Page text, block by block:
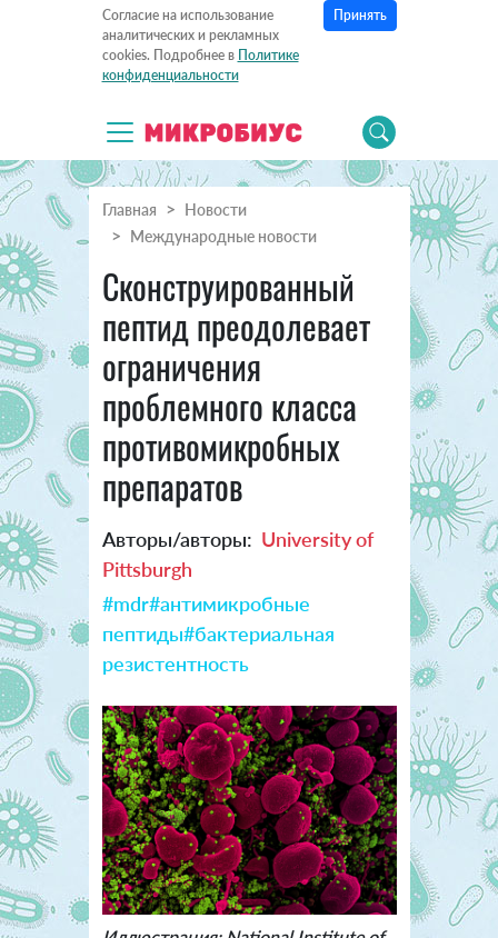
Согласие на использование
аналитических и рекламных
cookies. Подробнее в Политике
конфиденциальности
Принять
Главная
Новости
Международные новости
Сконструированный
пептид преодолевает
ограничения
проблемного класса
противомикробных
препаратов
Авторы/авторы: University of
Pittsburgh
#mdr#антимикробные
пептиды#бактериальная
резистентность